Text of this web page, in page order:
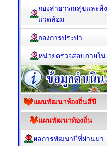
กองสาธารณสุขและสิ่ง
แวดล้อม
กองการประปา
หน่วยตรวจสอบภายใน
แผนพัฒนาท้องถิ่นสี่ปี
แผนพัฒนาท้องถิ่น
ผลการพัฒนาปีที่ผ่านมา